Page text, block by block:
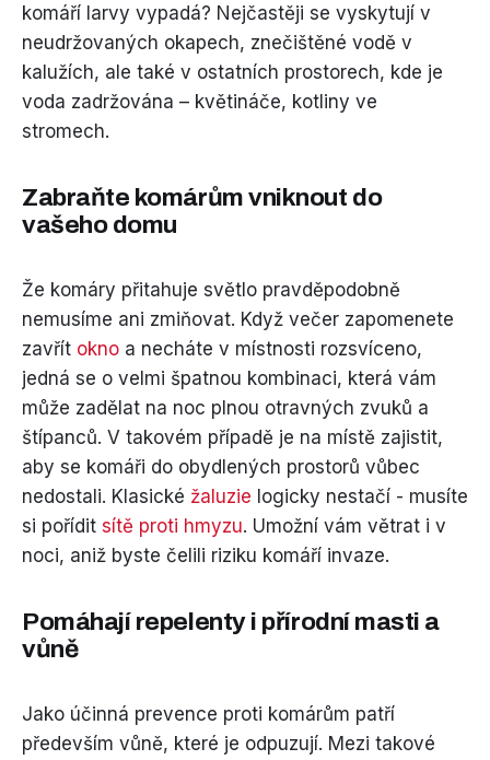
komáří larvy vypadá? Nejčastěji se vyskytují v
neudržovaných okapech, znečištěné vodě v
kalužích, ale také v ostatních prostorech, kde je
voda zadržována – květináče, kotliny ve
stromech.
Zabraňte komárům vniknout do
vašeho domu
Že komáry přitahuje světlo pravděpodobně
nemusíme ani zmiňovat. Když večer zapomenete
zavřít okno a necháte v místnosti rozsvíceno,
jedná se o velmi špatnou kombinaci, která vám
může zadělat na noc plnou otravných zvuků a
štípanců. V takovém případě je na místě zajistit,
aby se komáři do obydlených prostorů vůbec
nedostali. Klasické žaluzie logicky nestačí - musíte
si pořídit sítě proti hmyzu. Umožní vám větrat i v
noci, aniž byste čelili riziku komáří invaze.
Pomáhají repelenty i přírodní masti a
vůně
Jako účinná prevence proti komárům patří
především vůně, které je odpuzují. Mezi takové